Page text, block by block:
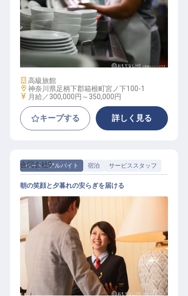
調理補助スタッフ
施設業態
高級旅館
勤務地
神奈川県足柄下郡箱根町宮ノ下100-1
給与
月給／300,000円～ 350,000円
キープする 詳しく見る
パート・アルバイト 宿泊 サービススタッフ
配膳スタッフ
合同会社9
朝の笑顔と夕暮れの安らぎを届ける